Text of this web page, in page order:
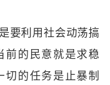
利用社会动荡搞
前的民意就是求稳
切的任务是止暴制